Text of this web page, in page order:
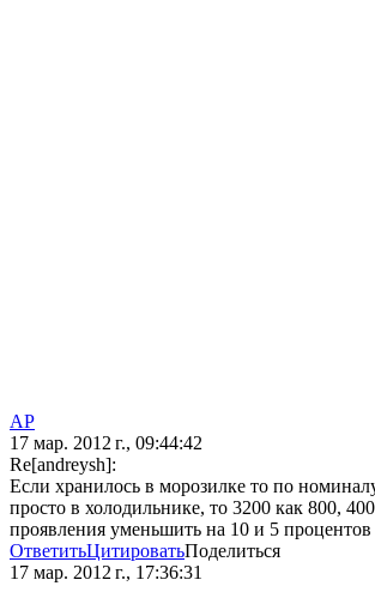
AP
17 мар. 2012 г., 09:44:42
Re[andreysh]:
Если хранилось в морозилке то по
просто в холодильнике, то 3200 как 800,
проявления уменьшить на 10 и 5 процентов
ОтветитьЦитироватьПоделиться
17 мар. 2012 г., 17:36:31